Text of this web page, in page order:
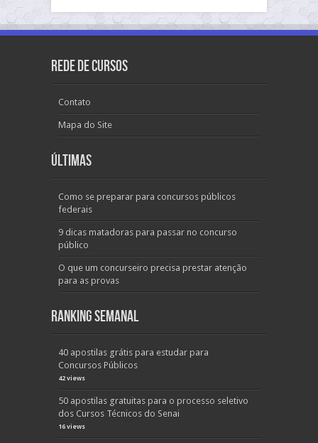
Rede de Cursos
Contato
Mapa do Site
Últimas
Como se preparar para concursos públicos
federais
9 dicas matadoras para passar no concurso
público
O que um concurseiro precisa prestar atenção
para as provas
Ranking Semanal
40 apostilas grátis para estudar para
Concursos Públicos
42 views
50 apostilas gratuitas para o processo seletivo
dos Cursos Técnicos do Senai
16 views